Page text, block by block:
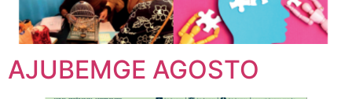
AJUBEMGE AGOSTO